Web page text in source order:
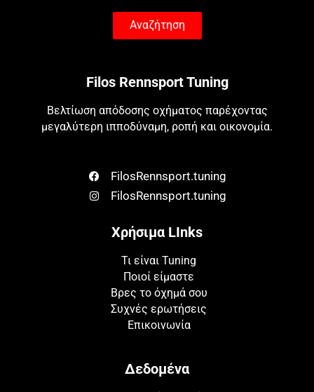
Αναζήτηση
Filos Rennsport Tuning
Βελτίωση απόδοσης οχήματος παρέχοντας
μεγαλύτερη ιπποδύναμη, ροπή και οικονομία.
FilosRennsport.tuning
FilosRennsport.tuning
Χρήσιμα LInks
Τι είναι Tuning
Ποιοί είμαστε
Βρες το όχημά σου
Συχνές ερωτήσεις
Επικοινωνία
Δεδομένα